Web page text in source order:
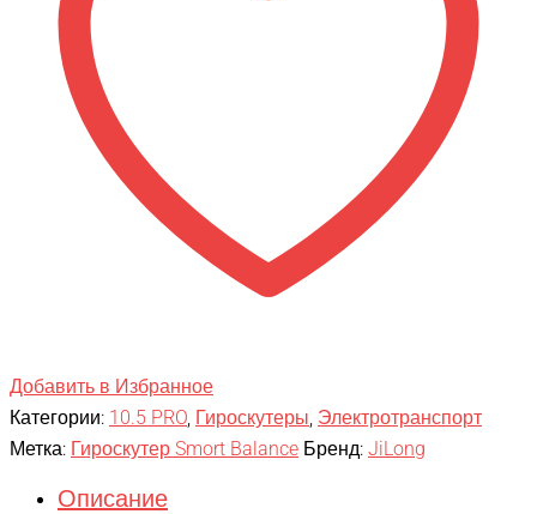
матовый
Приложение
TaoTao
Самобаланс
Добавить в Избранное
Категории: 10.5 PRO Гироскутеры Электротранспорт
Метка: Гироскутер Smort Balance Бренд: JiLong
Описание